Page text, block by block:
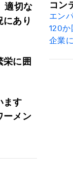
適切な
あり
に囲
ます
ーメン
コン
エン
120
企業